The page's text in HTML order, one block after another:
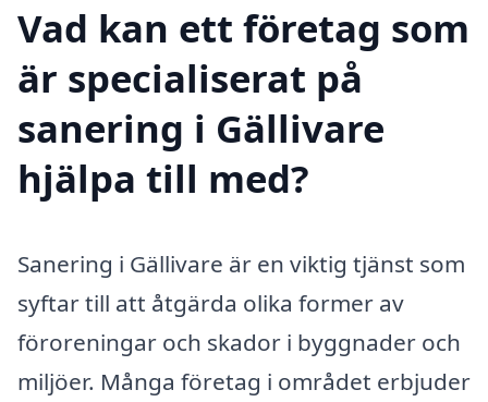
Vad kan ett företag som
är specialiserat på
sanering i Gällivare
hjälpa till med?
Sanering i Gällivare är en viktig tjänst som
syftar till att åtgärda olika former av
föroreningar och skador i byggnader och
miljöer. Många företag i området erbjuder